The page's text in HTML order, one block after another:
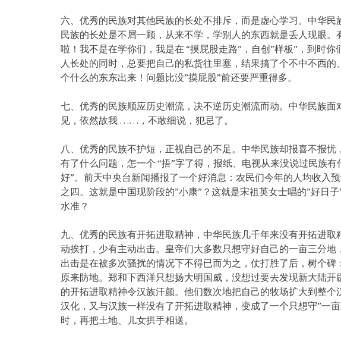
六、优秀的民族对其他民族的长处不排斥，而是虚心学习。中华
民族的长处是不屑一顾，从来不学，学别人的东西就是丢人现眼
啦！我不是在学你们，我是在 “摸屁股走路”，自创”样板”，到时
人长处的同时，总要把自己的私货往里塞，结果搞了个不中不西
个什么的东东出来！问题比没”摸屁股”前还要严重得多。
七、优秀的民族顺应历史潮流，决不逆历史潮流而动。中华民族
见，依然故我 ……，不敢细说，犯忌了。
八、优秀的民族不护短，正视自己的不足。中华民族却报喜不报忧
有了什么问题，怎一个 “捂”字了得，报纸、电视从来没说过民族
好”。前天中央台新闻播报了一个好消息：农民们今年的人均收入
之四。这就是中国现阶段的”小康”？这就是宋祖英女士唱的”好日
水准？
九、优秀的民族有开拓进取精神，中华民族几千年来没有开拓进
动挨打，少有主动出击。皇帝们大多数只想守好自己的一亩三分
出击是在被多次骚扰的情况下不得已而为之，仗打胜了后，树个碑
原来防地。郑和下西洋只想扬大明国威，没想过要去发现新大陆
的开拓进取精神令汉族汗颜。他们数次地把自己的牧场扩大到整
汉化，又与汉族一样没有了开拓进取精神，变成了一个只想守”一
时，再把土地、儿女拱手相送。